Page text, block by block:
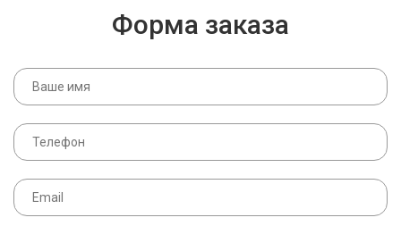
Форма заказа